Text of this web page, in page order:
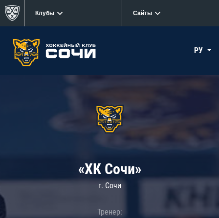
Клубы Сайты
РУ
«ХК Сочи»
г. Сочи
Тренер: